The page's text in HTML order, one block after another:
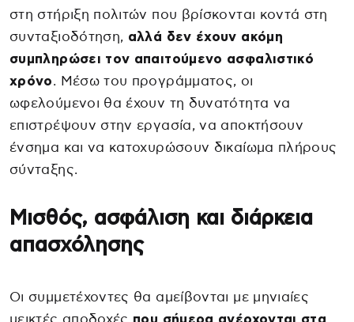
στη στήριξη πολιτών που βρίσκονται κοντά στη
συνταξιοδότηση, αλλά δεν έχουν ακόμη
συμπληρώσει τον απαιτούμενο ασφαλιστικό
χρόνο. Μέσω του προγράμματος, οι
ωφελούμενοι θα έχουν τη δυνατότητα να
επιστρέψουν στην εργασία, να αποκτήσουν
ένσημα και να κατοχυρώσουν δικαίωμα πλήρους
σύνταξης.
Μισθός, ασφάλιση και διάρκεια
απασχόλησης
Οι συμμετέχοντες θα αμείβονται με μηνιαίες
μεικτές αποδοχές που σήμερα ανέρχονται στα